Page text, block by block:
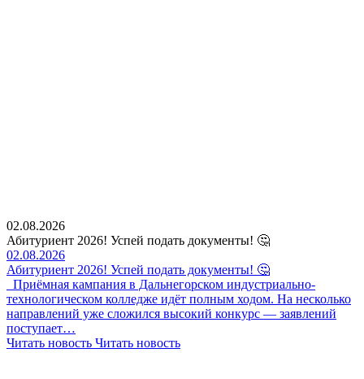
02.08.2026
Абитуриент 2026! Успей подать документы! 🤔
02.08.2026
Абитуриент 2026! Успей подать документы! 🤔
Приёмная кампания в Дальнегорском индустриально-
технологическом колледже идёт полным ходом. На несколько
направлений уже сложился высокий конкурс — заявлений
поступает…
Читать новость Читать новость